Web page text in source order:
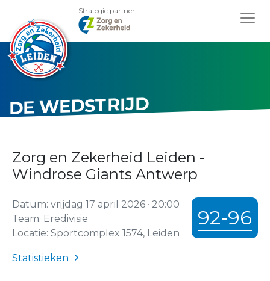
Strategic partner:
DE WEDSTRIJD
Zorg en Zekerheid Leiden -
Windrose Giants Antwerp
92-96
Datum: vrijdag 17 april 2026 · 20:00
Team: Eredivisie
Locatie: Sportcomplex 1574, Leiden
Statistieken